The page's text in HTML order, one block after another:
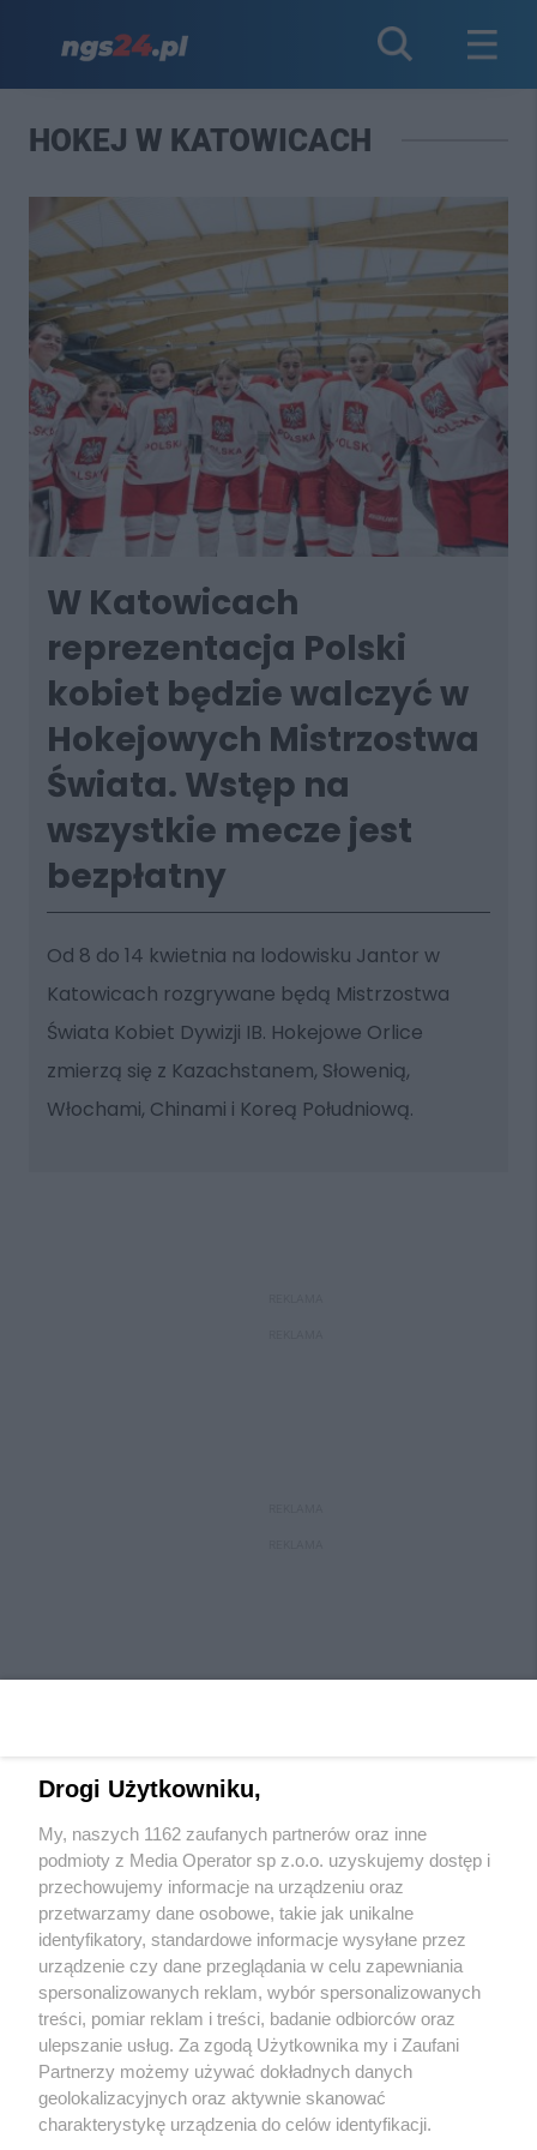
HOKEJ W KATOWICACH
W Katowicach
reprezentacja Polski
kobiet będzie walczyć w
Hokejowych Mistrzostwa
Świata. Wstęp na
wszystkie mecze jest
bezpłatny
Od 8 do 14 kwietnia na lodowisku Jantor w
Katowicach rozgrywane będą Mistrzostwa
Świata Kobiet Dywizji IB. Hokejowe Orlice
zmierzą się z Kazachstanem, Słowenią,
Włochami, Chinami i Koreą Południową.
Wydawca mediówlokalnych
Nie zapomnij
zapoznać się z:
polityką prywatności regulamin korzystania z portali
Twojemiasto
Piekary Śląskie
Chorzów
Tarnowskie Góry
Skontaktuj się z nami
Kontakt
Wydawca
Redakcja
Drogi Użytkowniku,
My, naszych 1162 zaufanych partnerów oraz inne
podmioty z Media Operator sp z.o.o. uzyskujemy dostęp i
przechowujemy informacje na urządzeniu oraz
przetwarzamy dane osobowe, takie jak unikalne
identyfikatory, standardowe informacje wysyłane przez
urządzenie czy dane przeglądania w celu zapewniania
spersonalizowanych reklam, wybór spersonalizowanych
treści, pomiar reklam i treści, badanie odbiorców oraz
ulepszanie usług. Za zgodą Użytkownika my i Zaufani
Partnerzy możemy używać dokładnych danych
geolokalizacyjnych oraz aktywnie skanować
charakterystykę urządzenia do celów identyfikacji.